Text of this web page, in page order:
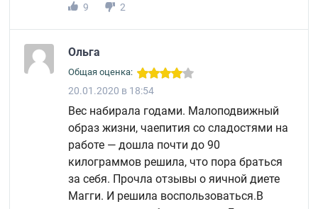
9
2
Ольга
Общая оценка:
20.01.2020 в 18:54
Вес набирала годами. Малоподвижный
образ жизни, чаепития со сладостями на
работе — дошла почти до 90
килограммов решила, что пора браться
за себя. Прочла отзывы о яичной диете
Магги. И решила воспользоваться.В